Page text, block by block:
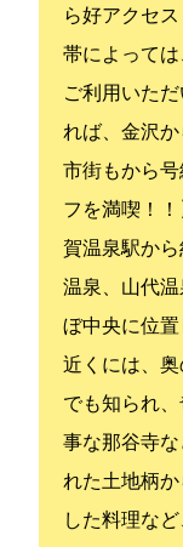
ら好アクセス
帯によって
ご利用いた
れば、金沢
市街もから8
フを満喫！
賀温泉駅か
温泉、山代
ぼ中央に位置
近くには、
でも知られ
事な那谷寺
れた土地柄
した料理な